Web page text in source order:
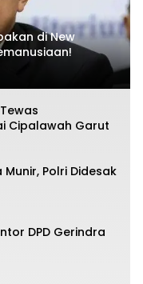
di New
Cipalawah Garut
Polri Didesak
DPD Gerindra